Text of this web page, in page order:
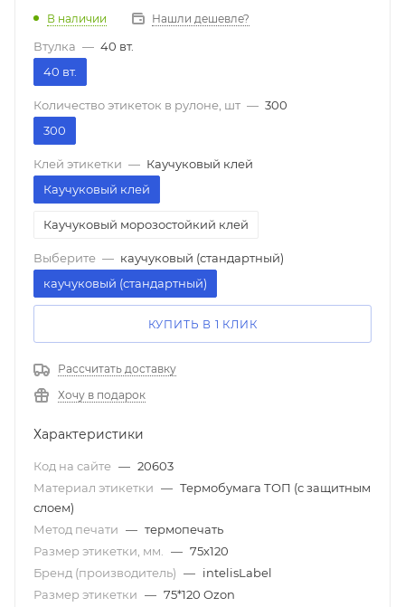
В наличии Нашли дешевле?
Втулка — 40 вт.
40 вт.
Количество этикеток в рулоне, шт — 300
300
Клей этикетки — Каучуковый клей
Каучуковый клей
Каучуковый морозостойкий клей
Выберите — каучуковый (стандартный)
каучуковый (стандартный)
КУПИТЬ В 1 КЛИК
Рассчитать доставку
Хочу в подарок
Характеристики
Код на сайте — 20603
Материал этикетки — Термобумага ТОП (с защитным
слоем)
Метод печати — термопечать
Размер этикетки, мм.
— 75х120
Бренд (производитель) — intelisLabel
Размер этикетки — 75*120 Ozon